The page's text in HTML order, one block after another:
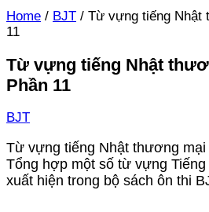
Home / BJT / Từ vựng tiếng Nhật
11
Từ vựng tiếng Nhật
Phần 11
BJT
Từ vựng tiếng Nhật thương mại
Tổng hợp một số từ vựng
xuất hiện trong bộ sách ôn thi